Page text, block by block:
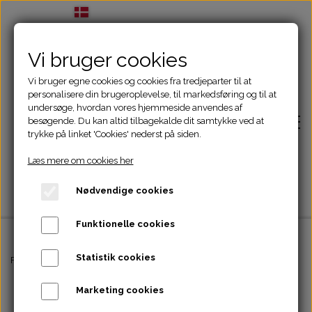
Forside
Forside Godbidder Monster Rawhide Beef Hairy, M
Vi bruger cookies
Vi bruger egne cookies og cookies fra tredjeparter til at
personalisere din brugeroplevelse, til markedsføring og til at
undersøge, hvordan vores hjemmeside anvendes af
besøgende. Du kan altid tilbagekalde dit samtykke ved at
trykke på linket 'Cookies' nederst på siden.
Læs mere om cookies her
Nødvendige cookies
Funktionelle cookies
Statistik cookies
Marketing cookies